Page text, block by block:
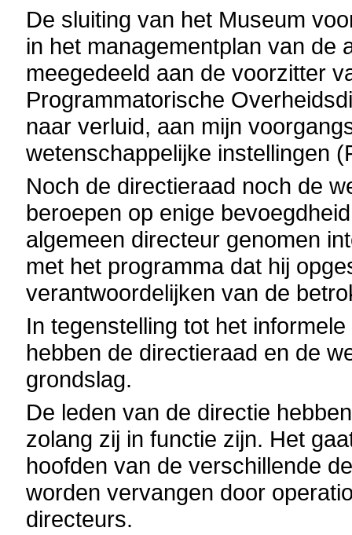
De sluiting van het Museum
in het managementplan van de
meegedeeld aan de voorzitter
Programmatorische
naar verluid, aan mijn
wetenschappelijke instellingen
Noch de directieraad noch de
beroepen op enige
algemeen directeur genomen
met het programma dat hij
verantwoordelijken van de
In tegenstelling tot het
hebben de directieraad en de
grondslag.
De leden van de directie
zolang zij in functie zijn. Het
hoofden van de verschillende
worden vervangen door
directeurs.